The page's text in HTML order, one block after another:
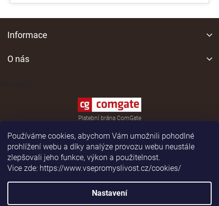
Používáme cookies, abychom Vám umožnili pohodlné
prohlížení webu a díky analýze provozu webu neustále
zlepšovali jeho funkce, výkon a použitelnost.
Vice zde: https://www.vsepromyslivost.cz/cookies/
Nastavení
Informace
O nás
Platební brána ComGate